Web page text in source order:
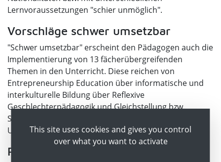
Lernvoraussetzungen "schier unmöglich".
Vorschläge schwer umsetzbar
"Schwer umsetzbar" erscheint den Pädagogen auch die
Implementierung von 13 fächerübergreifenden
Themen in den Unterricht. Diese reichen von
Entrepreneurship Education über informatische und
interkulturelle Bildung über Reflexive
Geschlechterpädagogik und Gleichstellung bzw.
Sexualpädagogik bis zu Verkehrsbildung und
Umweltbildung für nachhaltige Entwicklung.
Praxisferne Formulierungen
This site uses cookies and gives you control
over what you want to activate